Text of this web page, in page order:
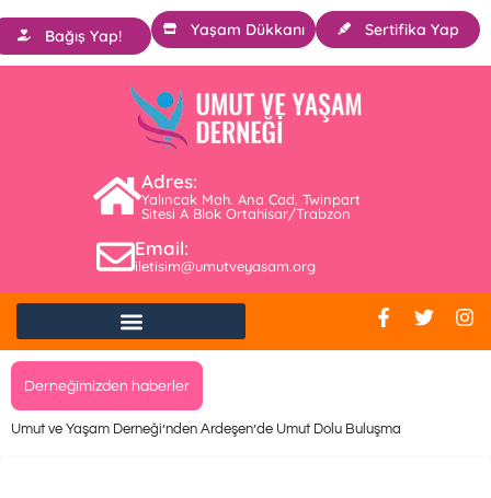
Sertifika Yap
Yaşam Dükkanı
Bağış Yap!
Adres:
Yalıncak Mah. Ana Cad. Twinpart
Sitesi A Blok Ortahisar/Trabzon
Email:
iletisim@umutveyasam.org
Derneğimizden haberler
Umut ve Yaşam Derneği’nden Ardeşen’de Umut Dolu Buluşma